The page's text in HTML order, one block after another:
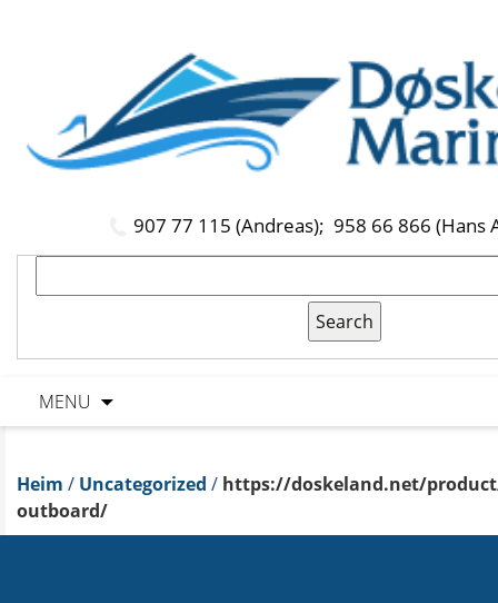
907 77 115 (Andreas); 958 66 866 (Hans
MENU
Heim / Uncategorized / https://doskeland.net/
outboard/